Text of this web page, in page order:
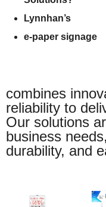
Lynnhan’s
e-paper signage
combines
reliability to
Our solutions
business
durability, and